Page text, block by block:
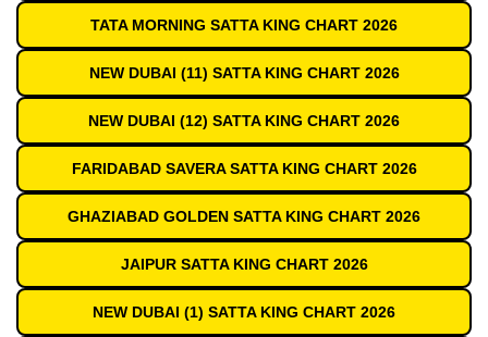
TATA MORNING SATTA KING CHART 2026
NEW DUBAI (11) SATTA KING CHART 2026
NEW DUBAI (12) SATTA KING CHART 2026
FARIDABAD SAVERA SATTA KING CHART 2026
GHAZIABAD GOLDEN SATTA KING CHART 2026
JAIPUR SATTA KING CHART 2026
NEW DUBAI (1) SATTA KING CHART 2026